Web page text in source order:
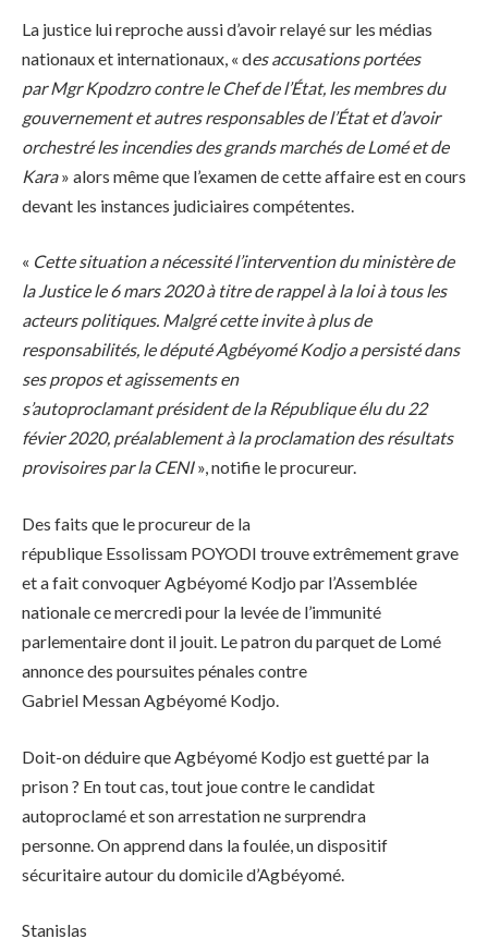
La justice lui reproche aussi d’avoir relayé sur les médias
nationaux et internationaux, « des accusations portées
par Mgr Kpodzro contre le Chef de l’État, les membres du
gouvernement et autres responsables de l’État et d’avoir
orchestré les incendies des grands marchés de Lomé et de
Kara» alors même que l’examen de cette affaire est en cours
devant les instances judiciaires compétentes.
« Cette situation a nécessité l’intervention du ministère de
la Justice le 6 mars 2020 à titre de rappel à la loi à tous les
acteurs politiques. Malgré cette invite à plus de
responsabilités, le député Agbéyomé Kodjo a persisté dans
ses propos et agissements en
s’autoproclamant président de la République élu du 22
févier 2020, préalablement à la proclamation des résultats
provisoires par la CENI», notifie le procureur.
Des faits que le procureur de la
république Essolissam POYODI trouve extrêmement grave
et a fait convoquer Agbéyomé Kodjo par l’Assemblée
nationale ce mercredi pour la levée de l’immunité
parlementaire dont il jouit. Le patron du parquet de Lomé
annonce des poursuites pénales contre
Gabriel Messan Agbéyomé Kodjo.
Doit-on déduire que Agbéyomé Kodjo est guetté par la
prison ? En tout cas, tout joue contre le candidat
autoproclamé et son arrestation ne surprendra
personne. On apprend dans la foulée, un dispositif
sécuritaire autour du domicile d’Agbéyomé.
Stanislas